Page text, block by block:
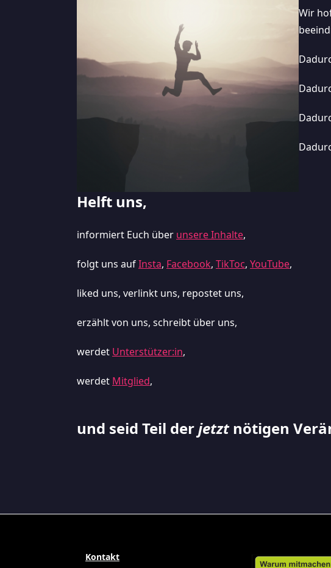
Wir
Helft uns,
informiert Euch über unsere Inhalte,
folgt uns aufInsta, Facebook, TikToc, YouTube,
liked uns, verlinkt uns, repostet uns,
erzählt von uns, schreibt über uns,
werdet Unterstützer:in,
werdet Mitglied,
und seid Teil derjetztnötigen
Kontakt